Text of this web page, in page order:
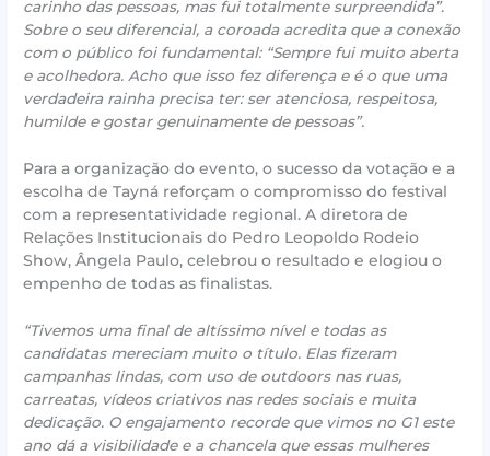
carinho das pessoas, mas fui totalmente surpreendida”.
Sobre o seu diferencial, a coroada acredita que a conexão
com o público foi fundamental: “Sempre fui muito aberta
e acolhedora. Acho que isso fez diferença e é o que uma
verdadeira rainha precisa ter: ser atenciosa, respeitosa,
humilde e gostar genuinamente de pessoas”.
Para a organização do evento, o sucesso da votação e a
escolha de Tayná reforçam o compromisso do festival
com a representatividade regional. A diretora de
Relações Institucionais do Pedro Leopoldo Rodeio
Show, Ângela Paulo, celebrou o resultado e elogiou o
empenho de todas as finalistas.
“Tivemos uma final de altíssimo nível e todas as
candidatas mereciam muito o título. Elas fizeram
campanhas lindas, com uso de outdoors nas ruas,
carreatas, vídeos criativos nas redes sociais e muita
dedicação. O engajamento recorde que vimos no G1 este
ano dá a visibilidade e a chancela que essas mulheres